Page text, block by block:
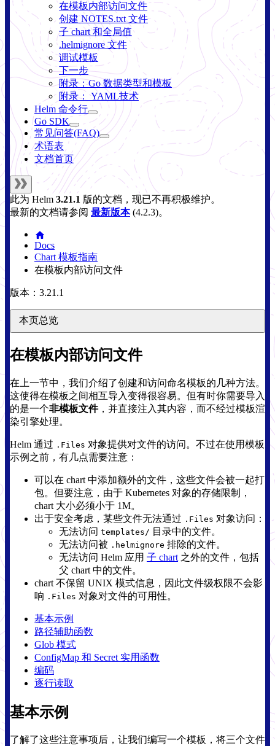
在模板内部访问文件
创建 NOTES.txt 文件
子 chart 和全局值
.helmignore 文件
调试模板
下一步
附录：Go 数据类型和模板
附录： YAML技术
Helm 命令行
Go SDK
常见问答(FAQ)
术语表
文档首页
此为 Helm 3.21.1 版的文档，现已不再积极维护。
最新的文档请参阅 最新版本(4.2.3)。
Docs
Chart 模板指南
在模板内部访问文件
版本：3.21.1
本页总览
在模板内部访问文件
在上一节中，我们介绍了创建和访问命名模板的几种方法。
这使得在模板之间相互导入变得很容易。但有时你需要导入
的是一个非模板文件，并直接注入其内容，而不经过模板渲
染引擎处理。
Helm 通过 .Files 对象提供对文件的访问。不过在使用模板
示例之前，有几点需要注意：
可以在 chart 中添加额外的文件，这些文件会被一起打
包。但要注意，由于 Kubernetes 对象的存储限制，
chart 大小必须小于 1M。
出于安全考虑，某些文件无法通过 .Files 对象访问：
无法访问 templates/ 目录中的文件。
无法访问被 .helmignore 排除的文件。
无法访问 Helm 应用 子 chart 之外的文件，包括
父 chart 中的文件。
chart 不保留 UNIX 模式信息，因此文件级权限不会影
响 .Files 对象对文件的可用性。
基本示例
路径辅助函数
Glob 模式
ConfigMap 和 Secret 实用函数
编码
逐行读取
基本示例
了解了这些注意事项后，让我们编写一个模板，将三个文件